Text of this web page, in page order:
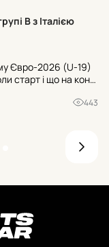
В з Італією
Євро-2026 (U-19)
старт і що на кону
443